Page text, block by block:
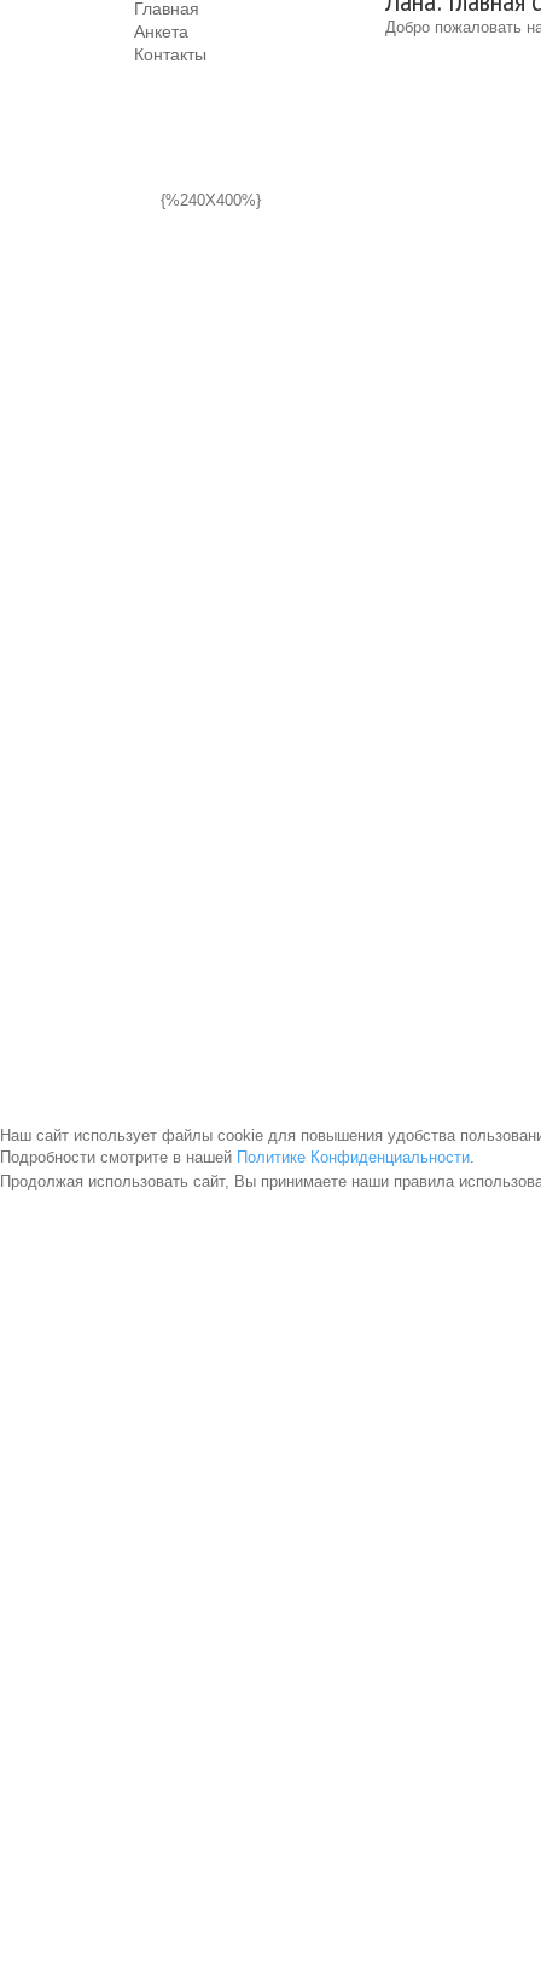
Главная
Анкета
Контакты
{%240X400%}
Добро пожаловать
Наш сайт использует файлы cookie для повышения удобства
Подробности смотрите в нашей Политике Конфиденциальности.
Продолжая использовать сайт, Вы принимаете наши правила